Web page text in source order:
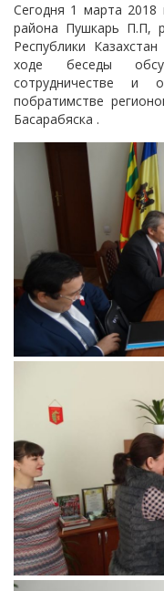
Сегодня 1 марта 2018
района Пушкарь П.П,
Республики
ходе беседы
сотрудничестве и
побратимстве
Басарабяска .